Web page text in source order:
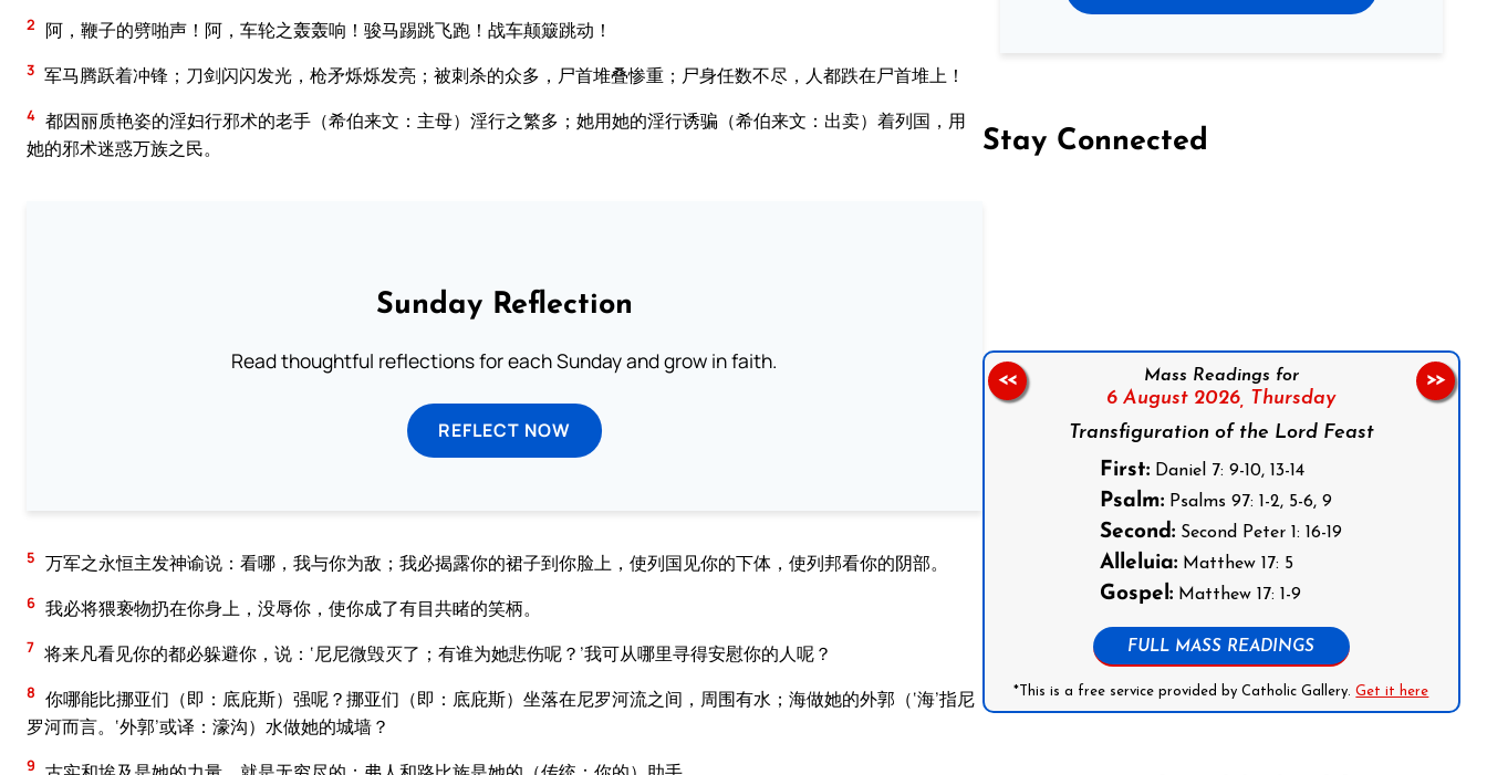
2 阿，鞭子的劈啪声！阿，车轮之轰轰响！骏马踢跳飞跑！战车颠簸跳动！
3 军马腾跃着冲锋；刀剑闪闪发光，枪矛烁烁发亮；被刺杀的众多，尸首堆叠惨重；尸身任数不尽，人都跌在尸首堆上！
4 都因丽质艳姿的淫妇行邪术的老手（希伯来文：主母）淫行之繁多；她用她的淫行诱骗（希伯来文：出卖）着列国，用
她的邪术迷惑万族之民。
Sunday Reflection
Read thoughtful reflections for each Sunday and grow in faith.
REFLECT NOW
5 万军之永恒主发神谕说：看哪，我与你为敌；我必揭露你的裙子到你脸上，使列国见你的下体，使列邦看你的阴部。
6 我必将猥亵物扔在你身上，没辱你，使你成了有目共睹的笑柄。
7 将来凡看见你的都必躲避你，说：‘尼尼微毁灭了；有谁为她悲伤呢？’我可从哪里寻得安慰你的人呢？
8 你哪能比挪亚们（即：底庇斯）强呢？挪亚们（即：底庇斯）坐落在尼罗河流之间，周围有水；海做她的外郭（‘海’指尼
罗河而言。‘外郭’或译：濠沟）水做她的城墙？
9
Stay Connected
Mass Readings for
6 August 2026, Thursday
Transfiguration of the Lord Feast
First: Daniel 7: 9-10, 13-14
Psalm: Psalms 97: 1-2, 5-6, 9
Second: Second Peter 1: 16-19
Alleluia: Matthew 17: 5
Gospel: Matthew 17: 1-9
FULL MASS READINGS
*This is a free service provided by Catholic Gallery.Get it here
<< >>